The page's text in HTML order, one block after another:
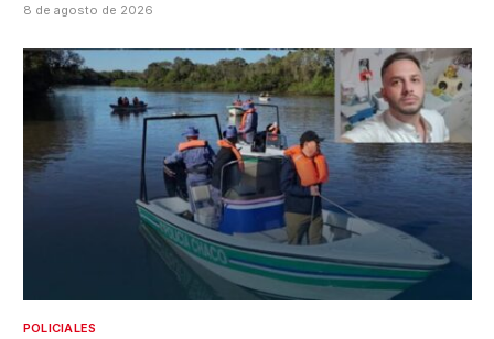
8 de agosto de 2026
POLICIALES